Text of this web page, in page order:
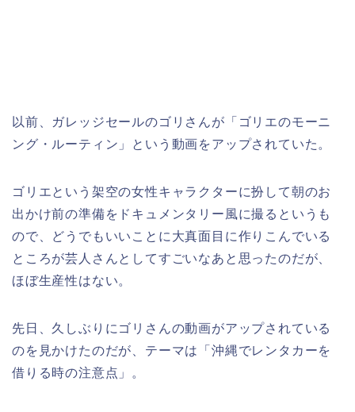
以前、ガレッジセールのゴリさんが「ゴリエのモーニ
ング・ルーティン」という動画をアップされていた。
ゴリエという架空の女性キャラクターに扮して朝のお
出かけ前の準備をドキュメンタリー風に撮るというも
ので、どうでもいいことに大真面目に作りこんでいる
ところが芸人さんとしてすごいなあと思ったのだが、
ほぼ生産性はない。
先日、久しぶりにゴリさんの動画がアップされている
のを見かけたのだが、テーマは「沖縄でレンタカーを
借りる時の注意点」。